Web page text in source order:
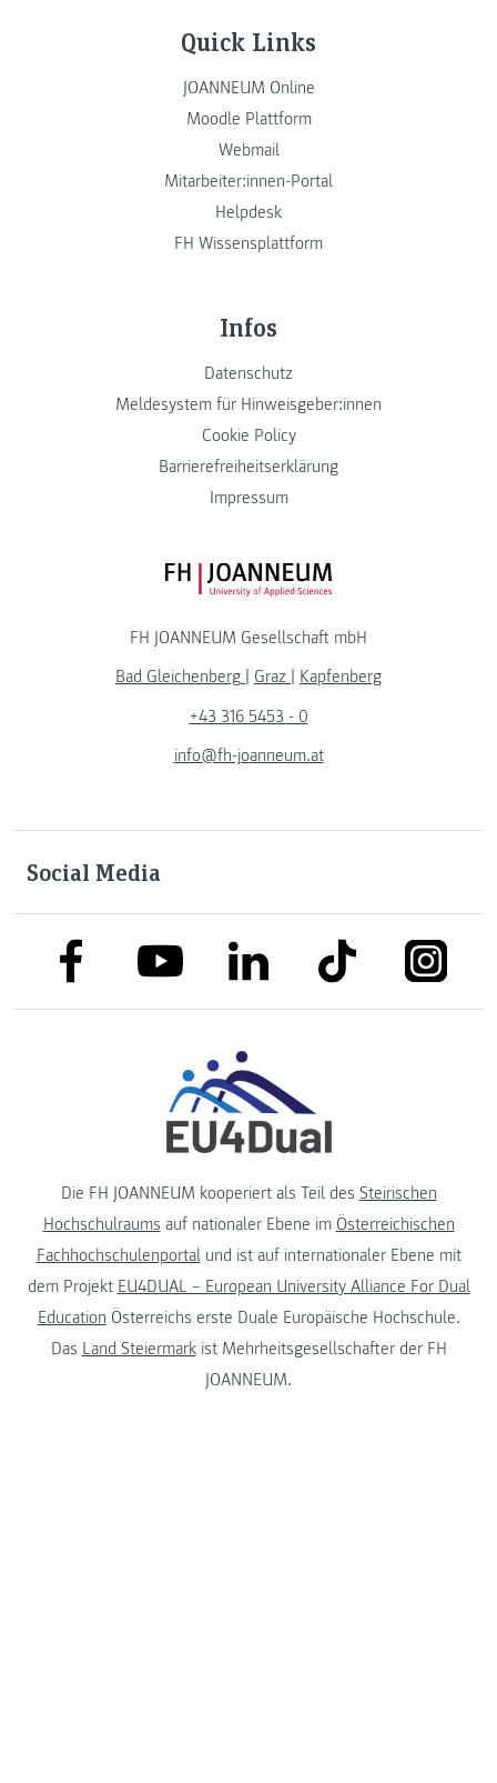
Quick Links
JOANNEUM Online
Moodle Plattform
Webmail
Mitarbeiter:innen-Portal
Helpdesk
FH Wissensplattform
Infos
Datenschutz
Meldesystem für Hinweisgeber:innen
Cookie Policy
Barrierefreiheitserklärung
Impressum
FH JOANNEUM Logo
FH JOANNEUM Gesellschaft mbH
Bad Gleichenberg
Graz
Kapfenberg
+43 316 5453 - 0
info@fh-joanneum.at
Social Media
link to facebooklink to youtubelink to linkedinlink to tiktok
Die FH JOANNEUM kooperiert als Teil des Steirischen
Hochschulraums auf nationaler Ebene im Österreichischen
Fachhochschulenportalund ist auf internationaler Ebene mit
dem Projekt EU4DUAL – European University Alliance For Dual
Education Österreichs erste Duale Europäische Hochschule.
Das Land Steiermarkist Mehrheitsgesellschafter der FH
JOANNEUM.